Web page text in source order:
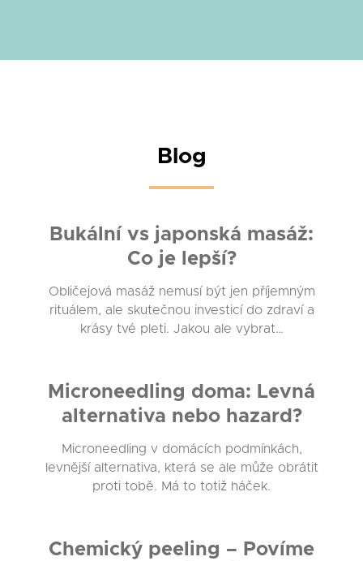
Blog
Bukální vs japonská masáž:
Co je lepší?
Obličejová masáž nemusí být jen příjemným
rituálem, ale skutečnou investicí do zdraví a
krásy tvé pleti. Jakou ale vybrat…
Microneedling doma: Levná
alternativa nebo hazard?
Microneedling v domácích podmínkách,
levnější alternativa, která se ale může obrátit
proti tobě. Má to totiž háček.
Chemický peeling – Povíme